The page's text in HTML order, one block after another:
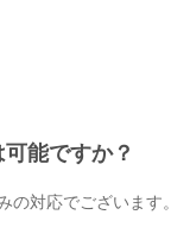
能ですか？
の対応でございます。